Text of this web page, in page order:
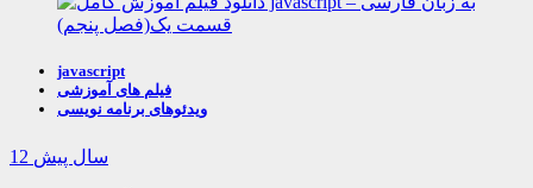
javascript
فیلم های آموزشی
ویدئوهای برنامه نویسی
12 سال پیش